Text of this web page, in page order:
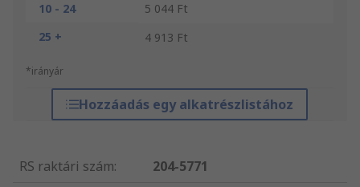
10 - 24
5 044 Ft
25 +
4 913 Ft
*irányár
Hozzáadás egy alkatrészlistához
RS raktári szám:
204-5771